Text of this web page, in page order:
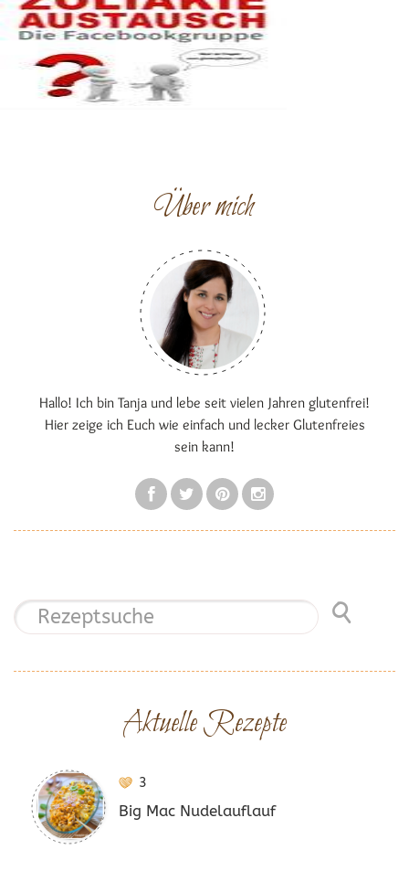
Über mich
Hallo! Ich bin Tanja und lebe seit vielen Jahren glutenfrei!
Hier zeige ich Euch wie einfach und lecker Glutenfreies
sein kann!
Aktuelle Rezepte
3
Big Mac Nudelauflauf